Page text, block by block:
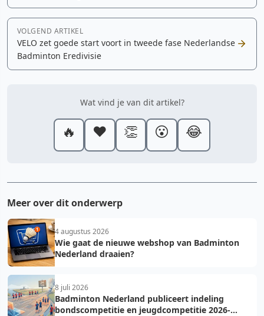
VOLGEND ARTIKEL
VELO zet goede start voort in tweede fase Nederlandse
Badminton Eredivisie
Wat vind je van dit artikel?
🔥 ❤️ 👏 😮 😂
Meer over dit onderwerp
4 augustus 2026
Wie gaat de nieuwe webshop van Badminton
Nederland draaien?
8 juli 2026
Badminton Nederland publiceert indeling
bondscompetitie en jeugdcompetitie 2026-